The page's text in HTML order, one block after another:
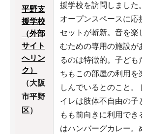
平野支
援学校
（外部
サイト
へリン
ク）
（大阪
市平野
区）
援学校を訪問しました。
オープンスペースに応
セットが斬新。音を楽
むための専用の施設が
るのは特徴的。子ども
ちもこの部屋の利用を
しんでいるとのこと。
イレは肢体不自由の子
もも前向きに利用で
はハンバーグカレー